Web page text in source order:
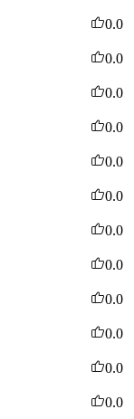
0.0
0.0
0.0
0.0
0.0
0.0
0.0
0.0
0.0
0.0
0.0
0.0